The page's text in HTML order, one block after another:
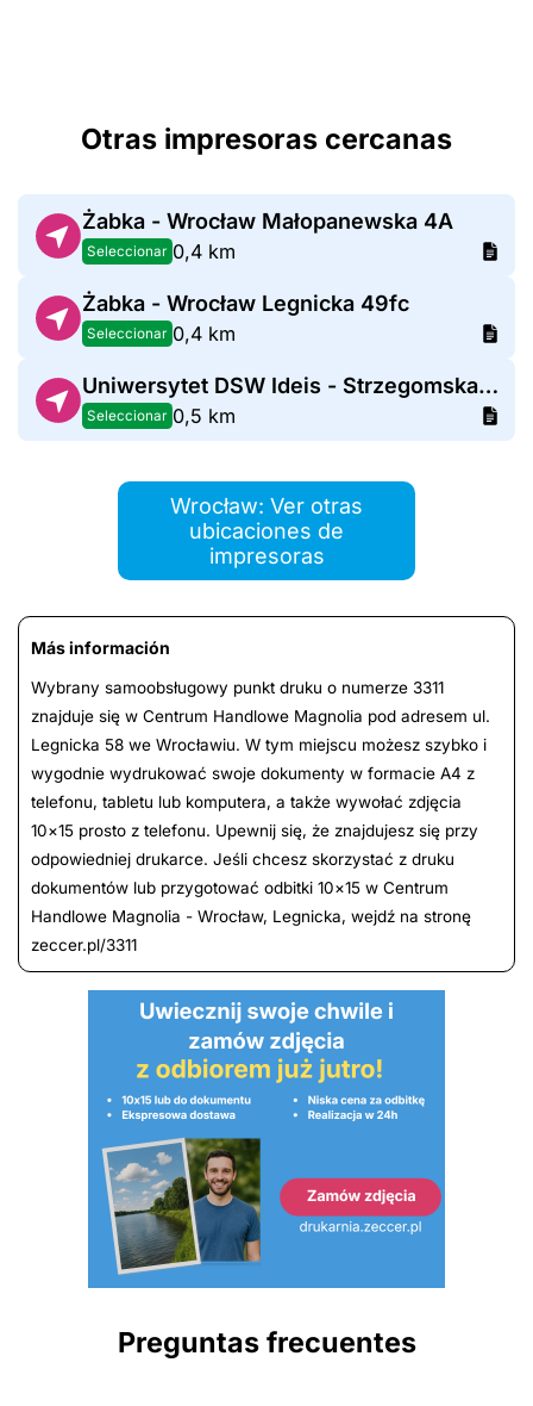
Otras impresoras cercanas
Żabka - Wrocław Małopanewska 4A
Seleccionar 0,4 km
Żabka - Wrocław Legnicka 49fc
Seleccionar 0,4 km
Uniwersytet DSW Ideis - Strzegomska 55
Seleccionar 0,5 km
Wrocław: Ver otras
ubicaciones de
impresoras
Más información
Wybrany samoobsługowy punkt druku o numerze 3311
znajduje się w Centrum Handlowe Magnolia pod adresem ul.
Legnicka 58 we Wrocławiu. W tym miejscu możesz szybko i
wygodnie wydrukować swoje dokumenty w formacie A4 z
telefonu, tabletu lub komputera, a także wywołać zdjęcia
10×15 prosto z telefonu. Upewnij się, że znajdujesz się przy
odpowiedniej drukarce. Jeśli chcesz skorzystać z druku
dokumentów lub przygotować odbitki 10×15 w Centrum
Handlowe Magnolia - Wrocław, Legnicka, wejdź na stronę
zeccer.pl/3311
Preguntas frecuentes